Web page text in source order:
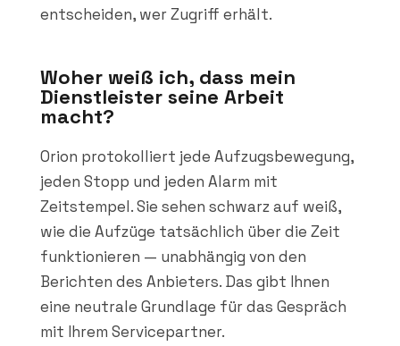
entscheiden, wer Zugriff erhält.
Woher weiß ich, dass mein
Dienstleister seine Arbeit
macht?
Orion protokolliert jede Aufzugsbewegung,
jeden Stopp und jeden Alarm mit
Zeitstempel. Sie sehen schwarz auf weiß,
wie die Aufzüge tatsächlich über die Zeit
funktionieren — unabhängig von den
Berichten des Anbieters. Das gibt Ihnen
eine neutrale Grundlage für das Gespräch
mit Ihrem Servicepartner.